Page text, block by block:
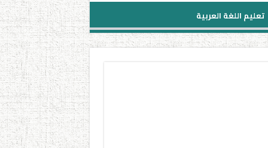
تعليم اللغة العربية